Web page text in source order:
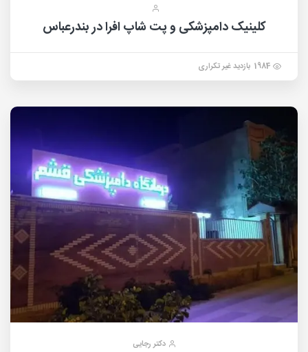
کلینیک دامپزشکی و پت شاپ افرا در بندرعباس
1984 بازدید غیر تکراری
دکتر رجایی